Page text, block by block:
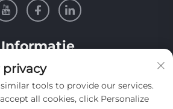
Informatie
onze wekelijkse nieuwsbrief te
ontvangen
privacy
tools to provide our services.
all cookies, click Personalize